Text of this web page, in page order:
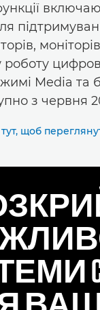
Media та
з червня
щоб